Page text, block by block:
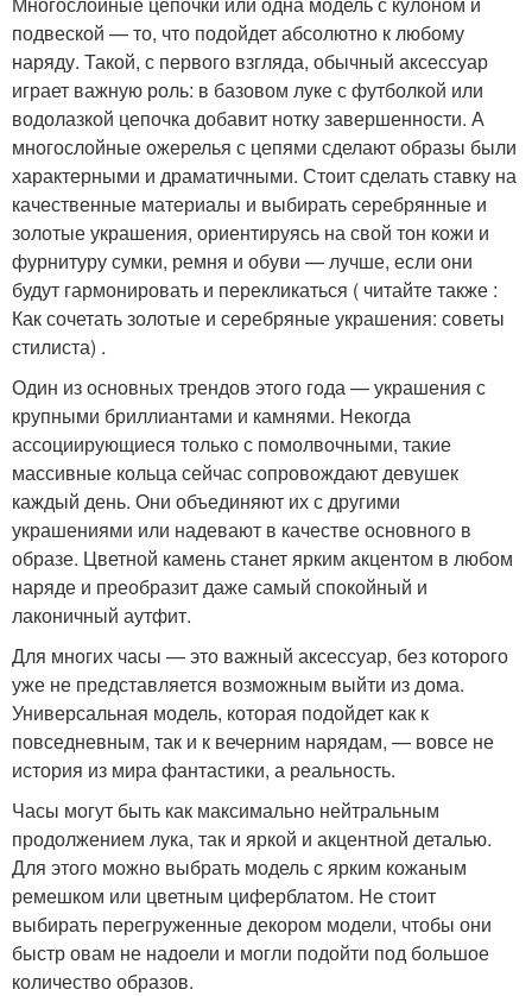
подвеской — то, что подойдет абсолютно к любому
наряду. Такой, с первого взгляда, обычный аксессуар
играет важную роль: в базовом луке с футболкой или
водолазкой цепочка добавит нотку завершенности. А
многослойные ожерелья с цепями сделают образы были
характерными и драматичными. Стоит сделать ставку на
качественные материалы и выбирать серебрянные и
золотые украшения, ориентируясь на свой тон кожи и
фурнитуру сумки, ремня и обуви — лучше, если они
будут гармонировать и перекликаться ( читайте также :
Как сочетать золотые и серебряные украшения: советы
стилиста) .
Один из основных трендов этого года — украшения с
крупными бриллиантами и камнями. Некогда
ассоциирующиеся только с помолвочными, такие
массивные кольца сейчас сопровождают девушек
каждый день. Они объединяют их с другими
украшениями или надевают в качестве основного в
образе. Цветной камень станет ярким акцентом в любом
наряде и преобразит даже самый спокойный и
лаконичный аутфит.
Для многих часы — это важный аксессуар, без которого
уже не представляется возможным выйти из дома.
Универсальная модель, которая подойдет как к
повседневным, так и к вечерним нарядам, — вовсе не
история из мира фантастики, а реальность.
Часы могут быть как максимально нейтральным
продолжением лука, так и яркой и акцентной деталью.
Для этого можно выбрать модель с ярким кожаным
ремешком или цветным циферблатом. Не стоит
выбирать перегруженные декором модели, чтобы они
быстр овам не надоели и могли подойти под большое
количество образов.